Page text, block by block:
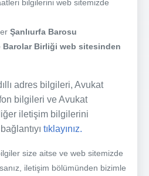
bilgilerini web sitemizde
Şanlıurfa Barosu
Barolar Birliği web sitesinden
adres bilgileri, Avukat
bilgileri ve Avukat
iletişim bilgilerini
tıklayınız.
size aitse ve web sitemizde
iletişim bölümünden bizimle